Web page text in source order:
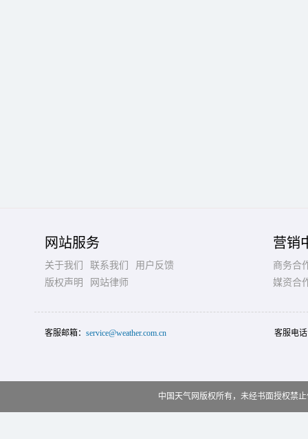
网站服务
关于我们 联系我们
用户反馈
版权声明
网站律师
营销
商务合
媒资合
客服邮箱： service@weather.com.cn 客服电
中国天气网版权所有，未经书面授权